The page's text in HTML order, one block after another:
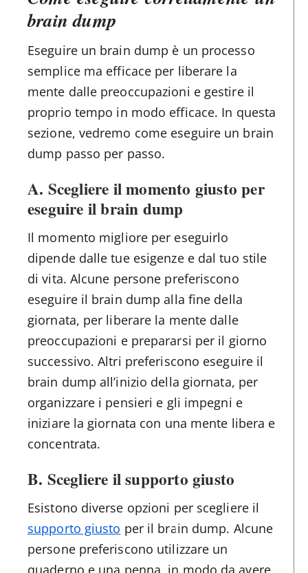
brain dump
Eseguire un brain dump è un processo
semplice ma efficace per liberare la
mente dalle preoccupazioni e gestire il
proprio tempo in modo efficace. In questa
sezione, vedremo come eseguire un brain
dump passo per passo.
A. Scegliere il momento giusto per
eseguire il brain dump
Il momento migliore per eseguirlo
dipende dalle tue esigenze e dal tuo stile
di vita. Alcune persone preferiscono
eseguire il brain dump alla fine della
giornata, per liberare la mente dalle
preoccupazioni e prepararsi per il giorno
successivo. Altri preferiscono eseguire il
brain dump all’inizio della giornata, per
organizzare i pensieri e gli impegni e
iniziare la giornata con una mente libera e
concentrata.
B. Scegliere il supporto giusto
Esistono diverse opzioni per scegliere il
supporto giusto per il brain dump. Alcune
persone preferiscono utilizzare un
quaderno e una penna, in modo da avere